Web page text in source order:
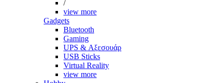
/
view more
Gadgets
Bluetooth
Gaming
UPS & Αξεσουάρ
USB Sticks
Virtual Reality
view more